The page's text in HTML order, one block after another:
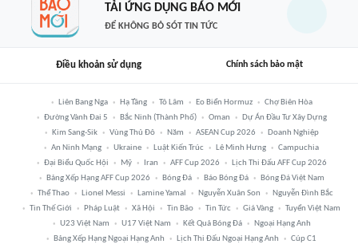
TẢI ỨNG DỤNG BÁO MỚI
ĐỂ KHÔNG BỎ SÓT TIN TỨC
Điều khoản sử dụng Chính sách bảo mật
Liên Bang Nga Hạ Tầng Tô Lâm Eo Biển Hormuz
Chợ Biên Hòa
Đường Vành Đai 5
Bắc Ninh (thành Phố) Oman
Dự Án Đầu Tư Xây Dựng
Kim Sang-Sik
Vùng Thủ Đô Năm ASEAN Cup 2026
Doanh Nghiệp
An Ninh Mạng
Ukraine Luật Kiến Trúc Lê Minh Hưng
Campuchia
Đại Biểu Quốc Hội
Mỹ Iran AFF Cup 2026
Lịch Thi Đấu AFF Cup 2026
Bảng Xếp Hạng AFF Cup 2026
Bóng Đá Báo Bóng Đá
Bóng Đá Việt Nam
Thể Thao
Lionel Messi Lamine Yamal Nguyễn Xuân Son
Nguyễn Đình Bắc
Tin Thế Giới
Pháp Luật Xã Hội Tin Bão Tin Tức Giá Vàng
Tuyển Việt Nam
U23 Việt Nam
U17 Việt Nam Kết Quả Bóng Đá
Ngoại Hạng Anh
Bảng Xếp Hạng Ngoại Hạng Anh
Lịch Thi Đấu Ngoại Hạng Anh Cúp C1